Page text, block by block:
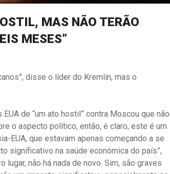
MAS NÃO TERÃO
MESES”
disse o líder do Kremlin, mas o
de “um ato hostil” contra Moscou que não
o aspecto político, então, é claro, este é um
EUA, que estavam apenas começando a se
significativo na saúde económica do país”,
não há nada de novo. Sim, são graves